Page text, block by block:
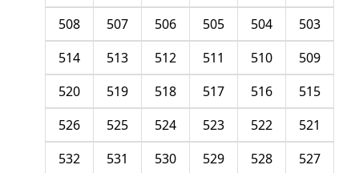
503
504
505
506
507
508
509
510
511
512
513
514
515
516
517
518
519
520
521
522
523
524
525
526
527
528
529
530
531
532